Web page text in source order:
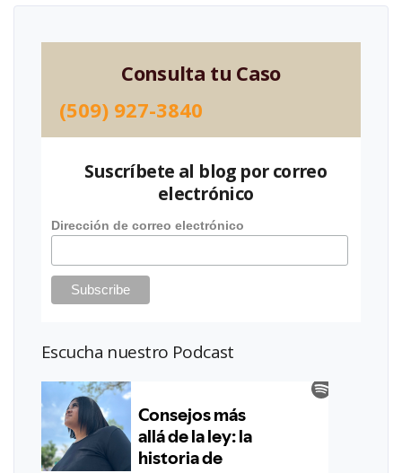
Consulta tu Caso
(509) 927-3840
Suscríbete al blog por correo
electrónico
Dirección de correo electrónico
Escucha nuestro Podcast